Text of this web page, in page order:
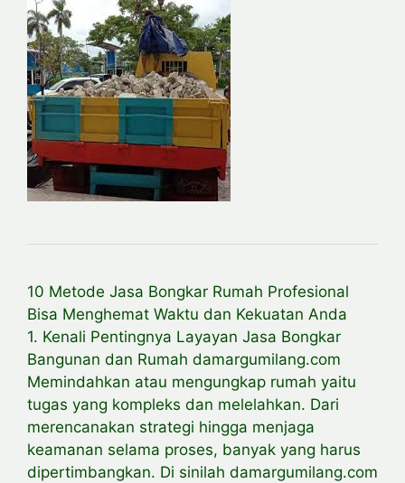
10 Metode Jasa Bongkar Rumah Profesional
Bisa Menghemat Waktu dan Kekuatan Anda
1. Kenali Pentingnya Layayan Jasa Bongkar
Bangunan dan Rumah damargumilang.com
Memindahkan atau mengungkap rumah yaitu
tugas yang kompleks dan melelahkan. Dari
merencanakan strategi hingga menjaga
keamanan selama proses, banyak yang harus
dipertimbangkan. Di sinilah damargumilang.com